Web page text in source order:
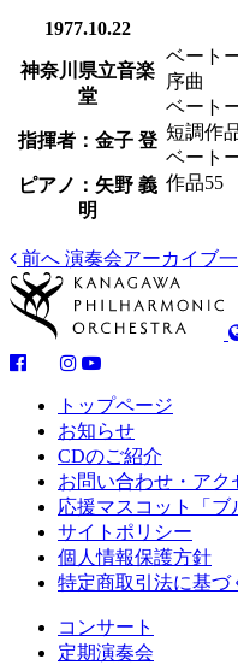
1977.10.22
神奈川県立音楽
堂
指揮者： 金子 登
ピアノ：矢野 義
明
ベート
序曲
ベート
短調作
ベート
作品55
前へ 演奏会アーカイブ
トップページ
お知らせ
CDのご紹介
お問い合わせ・アク
応援マスコット「ブ
サイトポリシー
個人情報保護方針
特定商取引法に基づ
コンサート
定期演奏会